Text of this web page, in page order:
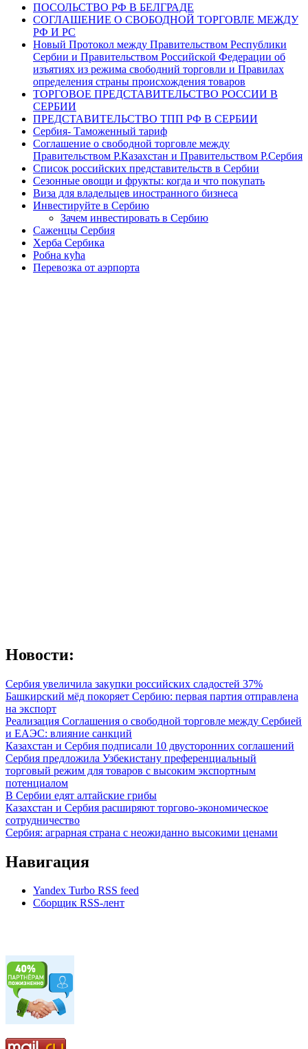
ПОСОЛЬСТВО РФ В БЕЛГРАДЕ
СОГЛАШЕНИЕ О СВОБОДНОЙ ТОРГОВЛЕ МЕЖДУ
РФ И РС
Новый Протокол между Правительством Республики
Сербии и Правительством Российской Федерации об
изъятиях из режима свободний торговли и Правилах
определения страны происхождения товаров
ТОРГОВОЕ ПРЕДСТАВИТЕЛЬСТВО РОССИИ В
СЕРБИИ
ПРЕДСТАВИТЕЛЬСТВО ТПП РФ В СЕРБИИ
Сербия- Таможенный тариф
Соглашение о свободной торговле между
Правительством Р.Казахстан и Правительством Р.Сербия
Список российских представительств в Сербии
Сезонные овощи и фрукты: когда и что покупать
Виза для владельцев иностранного бизнеса
Инвестируйте в Сербию
Зачем инвестировать в Сербию
Саженцы Сербия
Херба Сербика
Робна кућа
Перевозка от аэрпорта
Новости:
Сербия увеличила закупки российских сладостей 37%
Башкирский мёд покоряет Сербию: первая партия отправлена
на экспорт
Реализация Соглашения о свободной торговле между Сербией
и ЕАЭС: влияние санкций
Казахстан и Сербия подписали 10 двусторонних соглашений
Сербия предложила Узбекистану преференциальный
торговый режим для товаров с высоким экспортным
потенциалом
В Сербии едят алтайские грибы
Казахстан и Сербия расширяют торгово-экономическое
сотрудничество
Сербия: аграрная страна с неожиданно высокими ценами
Навигация
Yandex Turbo RSS feed
Сборщик RSS-лент